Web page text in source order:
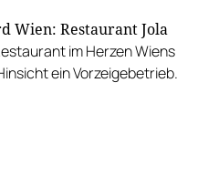
Wien: Restaurant Jola
im Herzen Wiens
ein Vorzeigebetrieb.